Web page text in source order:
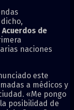
Acuerdos de
naciones
este
a médicos y
«Me pongo
posibilidad de